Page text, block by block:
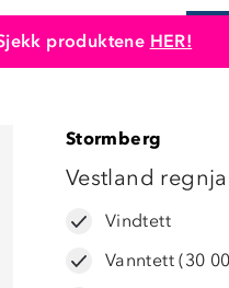
produktene HER!
Stormberg
Vestland
Vindtett
Vanntett (30